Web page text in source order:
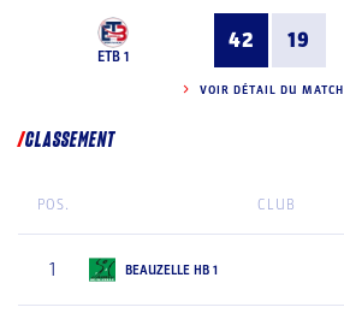
ETB 1
42 19
VOIR DÉTAIL DU MATCH
CLASSEMENT
POS. CLUB
1 BEAUZELLE HB 1